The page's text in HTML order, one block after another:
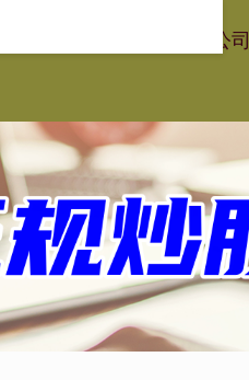
在线配资炒股公司